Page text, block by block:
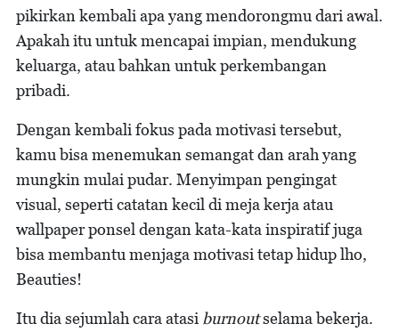
pikirkan kembali apa yang mendorongmu dari awal.
Apakah itu untuk mencapai impian, mendukung
keluarga, atau bahkan untuk perkembangan
pribadi.
Dengan kembali fokus pada motivasi tersebut,
kamu bisa menemukan semangat dan arah yang
mungkin mulai pudar. Menyimpan pengingat
visual, seperti catatan kecil di meja kerja atau
wallpaper ponsel dengan kata-kata inspiratif juga
bisa membantu menjaga motivasi tetap hidup lho,
Beauties!
Itu dia sejumlah cara atasi burnoutselama bekerja.